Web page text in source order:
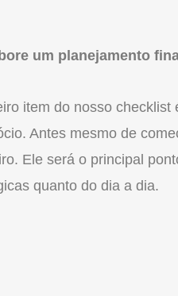
um planejamento
item do nosso
Antes mesmo de
Ele será o principal
quanto do dia a dia.